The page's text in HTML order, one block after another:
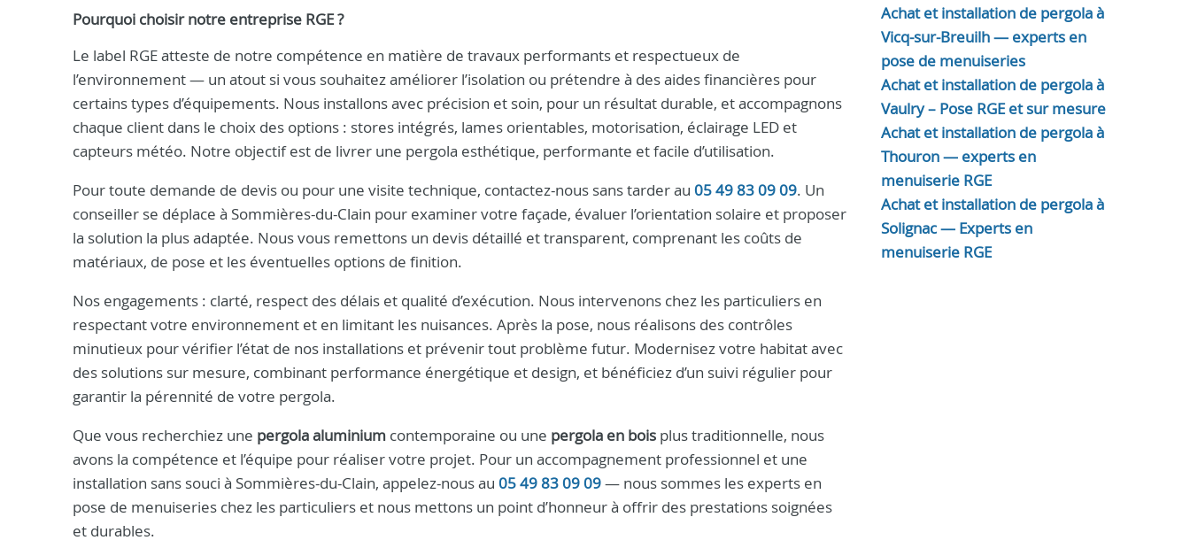
Pourquoi choisir notre entreprise RGE ?
Le label RGE atteste de notre compétence en matière de travaux performants et respectueux de
l’environnement — un atout si vous souhaitez améliorer l’isolation ou prétendre à des aides financières pour
certains types d’équipements. Nous installons avec précision et soin, pour un résultat durable, et accompagnons
chaque client dans le choix des options : stores intégrés, lames orientables, motorisation, éclairage LED et
capteurs météo. Notre objectif est de livrer une pergola esthétique, performante et facile d’utilisation.
Pour toute demande de devis ou pour une visite technique, contactez-nous sans tarder au 05 49 83 09 09. Un
conseiller se déplace à Sommières-du-Clain pour examiner votre façade, évaluer l’orientation solaire et proposer
la solution la plus adaptée. Nous vous remettons un devis détaillé et transparent, comprenant les coûts de
matériaux, de pose et les éventuelles options de finition.
Nos engagements : clarté, respect des délais et qualité d’exécution. Nous intervenons chez les particuliers en
respectant votre environnement et en limitant les nuisances. Après la pose, nous réalisons des contrôles
minutieux pour vérifier l’état de nos installations et prévenir tout problème futur. Modernisez votre habitat avec
des solutions sur mesure, combinant performance énergétique et design, et bénéficiez d’un suivi régulier pour
garantir la pérennité de votre pergola.
Que vous recherchiez une pergola aluminium contemporaine ou une pergola en bois plus traditionnelle, nous
avons la compétence et l’équipe pour réaliser votre projet. Pour un accompagnement professionnel et une
installation sans souci à Sommières-du-Clain, appelez-nous au 05 49 83 09 09— nous sommes les experts en
pose de menuiseries chez les particuliers et nous mettons un point d’honneur à offrir des prestations soignées
et durables.
Achat et installation de pergola à
Vicq-sur-Breuilh — experts en
pose de menuiseries
Achat et installation de pergola à
Vaulry – Pose RGE et sur mesure
Achat et installation de pergola à
Thouron — experts en
menuiserie RGE
Achat et installation de pergola à
Solignac — Experts en
menuiserie RGE